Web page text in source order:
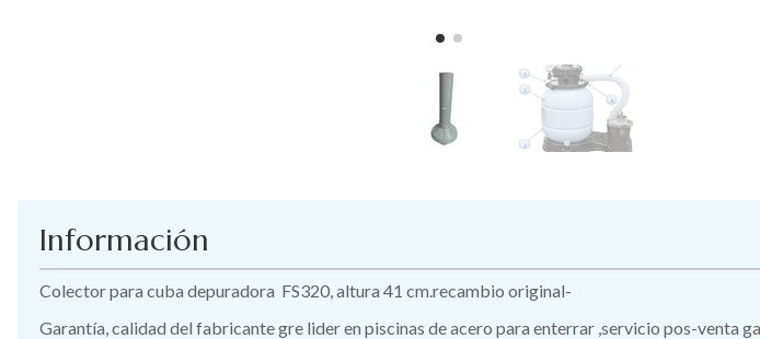
Información
Colector para cuba depuradora FS320, altura 41 cm.recambio original-
Garantía, calidad del fabricante gre lider en piscinas de acero para enterrar ,servicio pos-venta